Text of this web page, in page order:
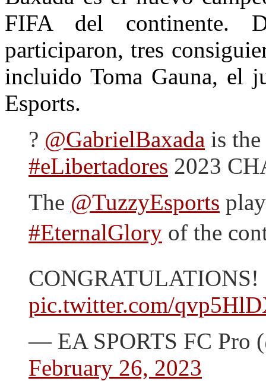
FIFA del continente.
participaron, tres
incluido Toma Gauna, el
Esports.
? @GabrielBaxada is
#eLibertadores 2023
The @TuzzyEsports
#EternalGlory of the
CONGRATULATIONS!
pic.twitter.com/
— EA SPORTS FC Pro
February 26, 2023